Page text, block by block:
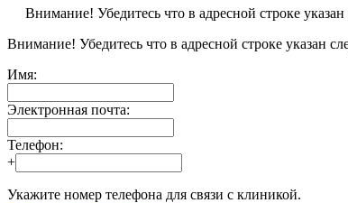
Внимание! Убедитесь что в адресной строке
Внимание! Убедитесь что в адресной строке указан
Имя:
Электронная почта:
Телефон:
+
Укажите номер телефона для связи с клиникой.